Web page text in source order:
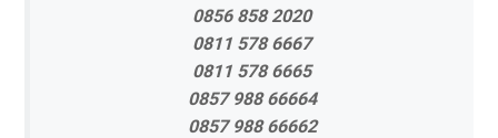
0856 858 2020
0811 578 6667
0811 578 6665
0857 988 66664
0857 988 66662